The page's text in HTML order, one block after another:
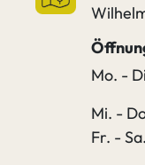
Mo. -
Mi. -
Fr. -